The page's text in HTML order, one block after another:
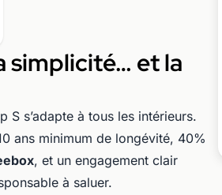
simplicité… et la
s’adapte à tous les intérieurs.
ans minimum de longévité, 40%
, et un engagement clair
à saluer.